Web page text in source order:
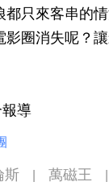
只來客串的
圈消失呢？讓
導
斯 萬磁王